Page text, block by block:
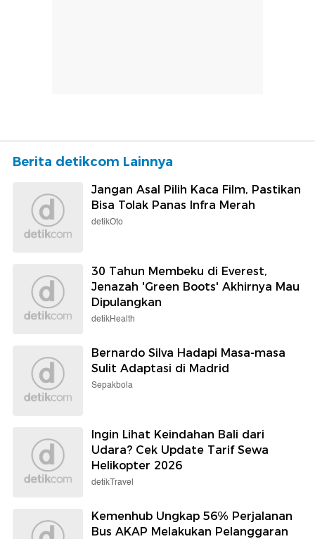
Berita detikcom Lainnya
Jangan Asal Pilih Kaca Film, Pastikan
Bisa Tolak Panas Infra Merah
detikOto
30 Tahun Membeku di Everest,
Jenazah 'Green Boots' Akhirnya Mau
Dipulangkan
detikHealth
Bernardo Silva Hadapi Masa-masa
Sulit Adaptasi di Madrid
Sepakbola
Ingin Lihat Keindahan Bali dari
Udara? Cek Update Tarif Sewa
Helikopter 2026
detikTravel
Kemenhub Ungkap 56% Perjalanan
Bus AKAP Melakukan Pelanggaran